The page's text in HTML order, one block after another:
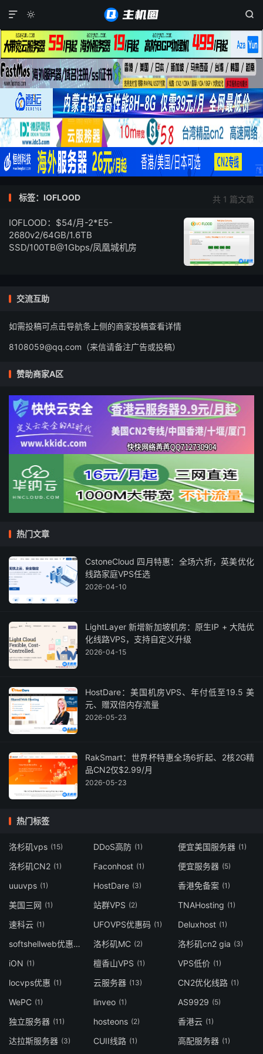
 

共 1 篇文章
标签：IOFLOOD
IOFLOOD：$54/月-2*E5-
2680v2/64GB/1.6TB
SSD/100TB@1Gbps/凤凰城机房
交流互助
如需投稿可点击导航条上侧的商家投稿查看详情
8108059@qq.com（来信请备注广告或投稿）
赞助商家A区
热门文章
CstoneCloud 四月特惠：全场六折，英美优化
线路家庭VPS任选
2026-04-10
LightLayer 新增新加坡机房：原生IP + 大陆优
化线路VPS，支持自定义升级
2026-04-15
HostDare：美国机房VPS、年付低至19.5 美
元、赠双倍内存流量
2026-05-23
RakSmart：世界杯特惠全场6折起、2核2G精
品CN2仅$2.99/月
2026-05-23
热门标签
洛杉矶vps (15) DDoS高防 (1) 便宜美国服务器 (1)
洛杉矶CN2 (1) Faconhost (1) 便宜服务器 (5)
uuuvps (1) HostDare (3) 香港免备案 (1)
美国三网 (1) 站群VPS (2) TNAHosting (1)
速科云 (1) UFOVPS优惠码 (1) Deluxhost (1)
softshellweb优惠码 洛杉矶MC (2) 洛杉矶cn2 gia (3)
iON (1) 檀香山VPS (1) VPS低价 (1)
locvps优惠 (1) 云服务器 (13) CN2优化线路 (1)
WePC (1) linveo (1) AS9929 (5)
独立服务器 (11) hosteons (2) 香港云 (1)
达拉斯服务器 (3) CUII线路 (1) 高配服务器 (1)